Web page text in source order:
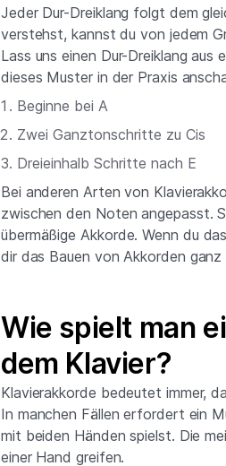
Jeder Dur-Dreiklang folgt dem
verstehst, kannst du von jedem
Lass uns einen Dur-Dreiklang aus
dieses Muster in der Praxis
Beginne bei A
Zwei Ganztonschritte zu Cis
Dreieinhalb Schritte nach E
Bei anderen Arten von
zwischen den Noten angepasst.
übermäßige Akkorde. Wenn du
dir das Bauen von Akkorden
Wie spielt man
dem Klavier?
Klavierakkorde bedeutet immer,
In manchen Fällen erfordert ein
mit beiden Händen spielst. Die
einer Hand greifen.